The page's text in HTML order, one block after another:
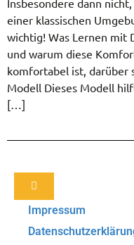
Insbesondere dann
einer klassischen
wichtig! Was Lernen mit
und warum diese
komfortabel ist, darüber
Modell Dieses Modell
[…]
Impressum